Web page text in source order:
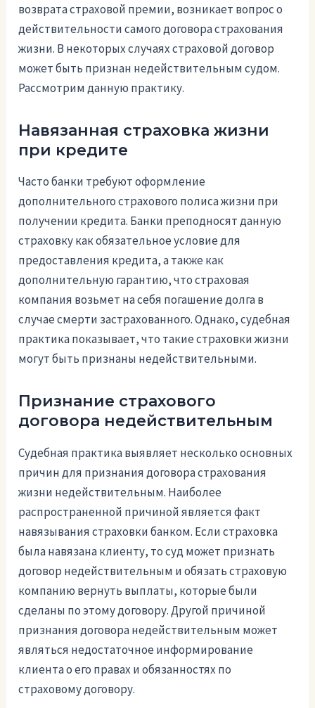
возврата страховой премии, возникает вопрос о
действительности самого договора страхования
жизни. В некоторых случаях страховой договор
может быть признан недействительным судом.
Рассмотрим данную практику.
Навязанная страховка жизни
при кредите
Часто банки требуют оформление
дополнительного страхового полиса жизни при
получении кредита. Банки преподносят данную
страховку как обязательное условие для
предоставления кредита, а также как
дополнительную гарантию, что страховая
компания возьмет на себя погашение долга в
случае смерти застрахованного. Однако, судебная
практика показывает, что такие страховки жизни
могут быть признаны недействительными.
Признание страхового
договора недействительным
Судебная практика выявляет несколько основных
причин для признания договора страхования
жизни недействительным. Наиболее
распространенной причиной является факт
навязывания страховки банком. Если страховка
была навязана клиенту, то суд может признать
договор недействительным и обязать страховую
компанию вернуть выплаты, которые были
сделаны по этому договору. Другой причиной
признания договора недействительным может
являться недостаточное информирование
клиента о его правах и обязанностях по
страховому договору.